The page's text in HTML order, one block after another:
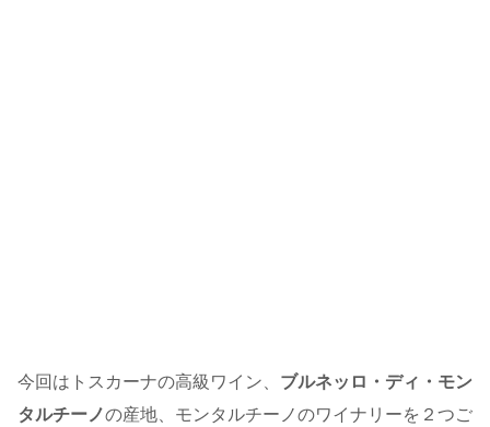
今回はトスカーナの高級ワイン、 ブルネッロ・ディ・モン
タルチーノの産地、モンタルチーノのワイナリーを２つご